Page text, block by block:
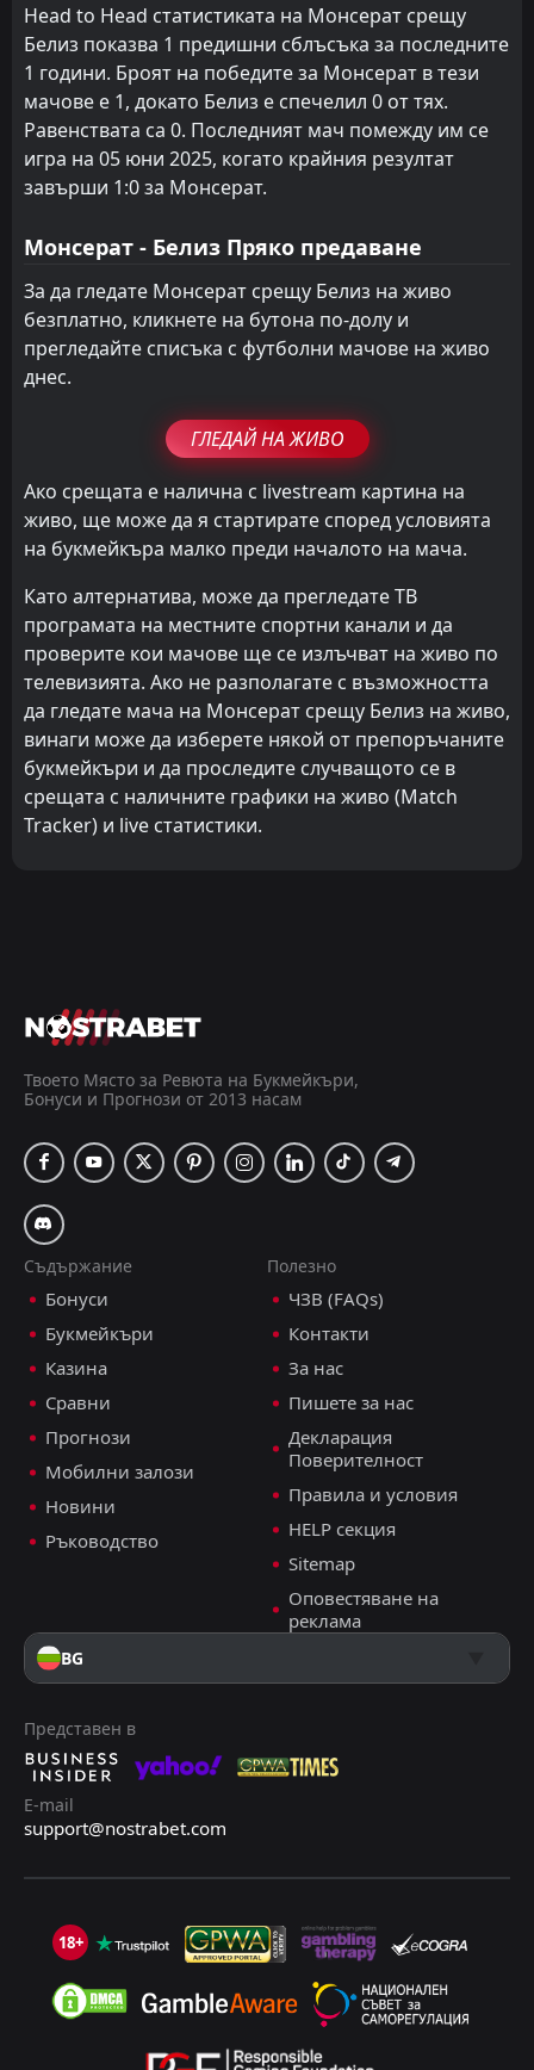
FT
02:00
Белиз
Френска Гаяна
1
0
W
FT
17 Oct
Бермуда
Белиз
1
Head to Head статистиката на Монсерат срещу
Белиз показва 1 предишни сблъсъка за последните
1 години. Броят на победите за Монсерат в тези
мачове е 1, докато Белиз е спечелил 0 от тях.
Равенствата са 0. Последният мач помежду им се
игра на 05 юни 2025, когато крайния резултат
завърши 1:0 за Монсерат.
Монсерат - Белиз Пряко предаване
За да гледате Монсерат срещу Белиз на живо
безплатно, кликнете на бутона по-долу и
прегледайте списъка с футболни мачове на живо
днес.
ГЛЕДАЙ НА ЖИВО
Ако срещата е налична с livestream картина на
живо, ще може да я стартирате според условията
на букмейкъра малко преди началото на мача.
Като алтернатива, може да прегледате ТВ
програмата на местните спортни канали и да
проверите кои мачове ще се излъчват на живо по
телевизията. Ако не разполагате с възможността
да гледате мача на Монсерат срещу Белиз на живо,
винаги може да изберете някой от препоръчаните
букмейкъри и да проследите случващото се в
срещата с наличните графики на живо (Match
Tracker) и live статистики.
Твоето Място за Ревюта на Букмейкъри,
Бонуси и Прогнози от 2013 насам
Съдържание
Бонуси
Букмейкъри
Казина
Сравни
Прогнози
Мобилни залози
Новини
Ръководство
Полезно
ЧЗВ (FAQs)
Контакти
За нас
Пишете за нас
Декларация
Поверителност
Правила и условия
HELP секция
Sitemap
Оповестяване на
реклама
BG
Представен в
E-mail
support@nostrabet.com
18+